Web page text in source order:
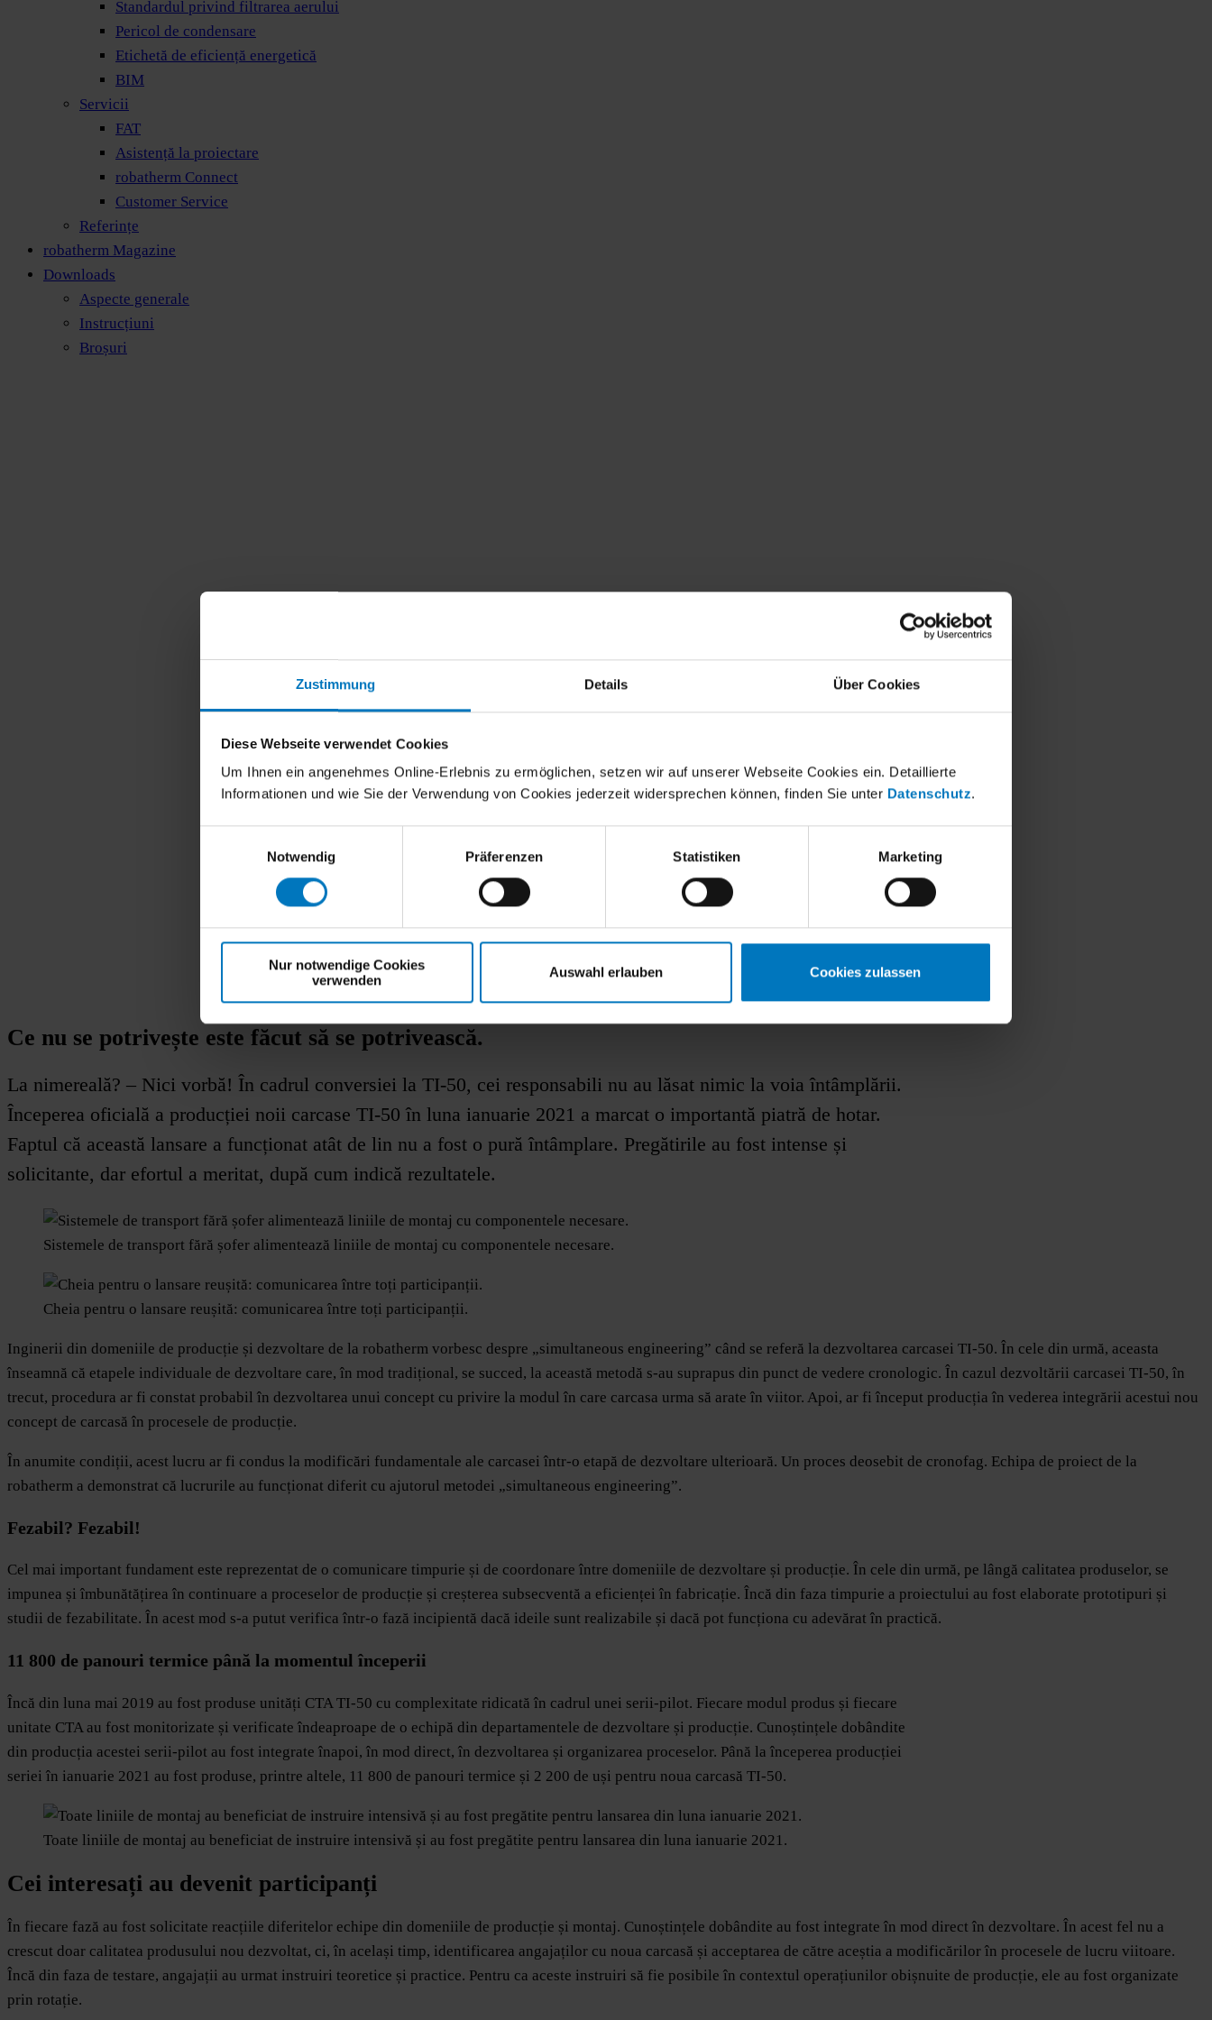
Zustimmung Details Über Cookies
Diese Webseite verwendet Cookies
Um Ihnen ein angenehmes Online-Erlebnis zu ermöglichen, setzen wir auf unserer Webseite Cookies ein. Detaillierte
Informationen und wie Sie der Verwendung von Cookies jederzeit widersprechen können, finden Sie unter Datenschutz.
Notwendig
Präferenzen Statistiken Marketing
Nur notwendige Cookies
verwenden
Auswahl erlauben Cookies zulassen
Standardul privind filtrarea aerului
Pericol de condensare
Etichetă de eficiență energetică
BIM
Servicii
FAT
Asistență la proiectare
robatherm Connect
Customer Service
Referințe
robatherm Magazine
Downloads
Aspecte generale
Instrucțiuni
Broșuri
Ce nu se potrivește este făcut să se potrivească.
La nimereală? – Nici vorbă! În cadrul conversiei la TI-50, cei responsabili nu au lăsat nimic la voia întâmplării.
Începerea oficială a producției noii carcase TI-50 în luna ianuarie 2021 a marcat o importantă piatră de hotar.
Faptul că această lansare a funcționat atât de lin nu a fost o pură întâmplare. Pregătirile au fost intense și
solicitante, dar efortul a meritat, după cum indică rezultatele.
Sistemele de transport fără șofer alimentează liniile de montaj cu componentele necesare.
Cheia pentru o lansare reușită: comunicarea între toți participanții.
Inginerii din domeniile de producție și dezvoltare de la robatherm vorbesc despre „simultaneous engineering” când se referă la dezvoltarea carcasei TI-50. În cele din urmă, aceasta
înseamnă că etapele individuale de dezvoltare care, în mod tradițional, se succed, la această metodă s-au suprapus din punct de vedere cronologic. În cazul dezvoltării carcasei TI-50, în
trecut, procedura ar fi constat probabil în dezvoltarea unui concept cu privire la modul în care carcasa urma să arate în viitor. Apoi, ar fi început producția în vederea integrării acestui nou
concept de carcasă în procesele de producție.
În anumite condiții, acest lucru ar fi condus la modificări fundamentale ale carcasei într-o etapă de dezvoltare ulterioară. Un proces deosebit de cronofag. Echipa de proiect de la
robatherm a demonstrat că lucrurile au funcționat diferit cu ajutorul metodei „simultaneous engineering”.
Fezabil? Fezabil!
Cel mai important fundament este reprezentat de o comunicare timpurie și de coordonare între domeniile de dezvoltare și producție. În cele din urmă, pe lângă calitatea produselor, se
impunea și îmbunătățirea în continuare a proceselor de producție și creșterea subsecventă a eficienței în fabricație. Încă din faza timpurie a proiectului au fost elaborate prototipuri și
studii de fezabilitate. În acest mod s-a putut verifica într-o fază incipientă dacă ideile sunt realizabile și dacă pot funcționa cu adevărat în practică.
11 800 de panouri termice până la momentul începerii
Încă din luna mai 2019 au fost produse unități CTA TI-50 cu complexitate ridicată în cadrul unei serii-pilot. Fiecare modul produs și fiecare
unitate CTA au fost monitorizate și verificate îndeaproape de o echipă din departamentele de dezvoltare și producție. Cunoștințele dobândite
din producția acestei serii-pilot au fost integrate înapoi, în mod direct, în dezvoltarea și organizarea proceselor. Până la începerea producției
seriei în ianuarie 2021 au fost produse, printre altele, 11 800 de panouri termice și 2 200 de uși pentru noua carcasă TI-50.
Toate liniile de montaj au beneficiat de instruire intensivă și au fost pregătite pentru lansarea din luna ianuarie 2021.
Cei interesați au devenit participanți
În fiecare fază au fost solicitate reacțiile diferitelor echipe din domeniile de producție și montaj. Cunoștințele dobândite au fost integrate în mod direct în dezvoltare. În acest fel nu a
crescut doar calitatea produsului nou dezvoltat, ci, în același timp, identificarea angajaților cu noua carcasă și acceptarea de către aceștia a modificărilor în procesele de lucru viitoare.
Încă din faza de testare, angajații au urmat instruiri teoretice și practice. Pentru ca aceste instruiri să fie posibile în contextul operațiunilor obișnuite de producție, ele au fost organizate
prin rotație.